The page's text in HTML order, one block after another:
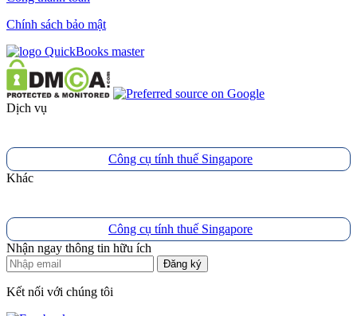
Chính sách bảo mật
Dịch vụ
Công cụ tính thuế Singapore
Khác
Công cụ tính thuế Singapore
Nhận ngay thông tin hữu ích
Đăng ký
Kết nối với chúng tôi